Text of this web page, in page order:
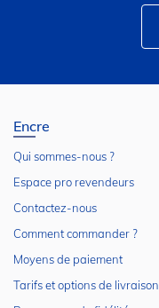
Encre
Qui sommes-nous ?
Espace pro revendeurs
Contactez-nous
Comment commander ?
Moyens de paiement
Tarifs et options de livraison